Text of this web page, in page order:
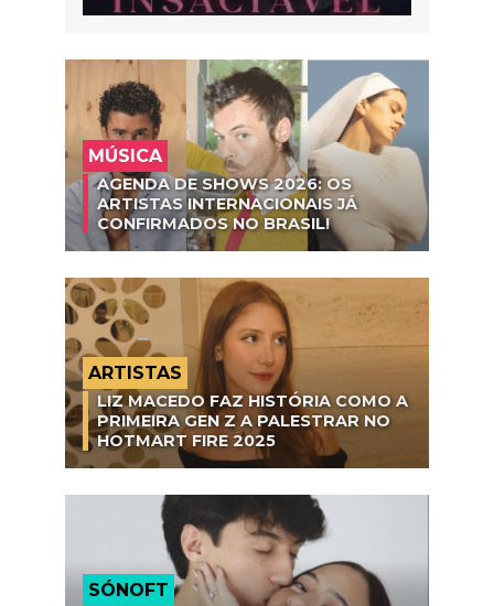
MÚSICA
AGENDA DE SHOWS 2026: OS
ARTISTAS INTERNACIONAIS JÁ
CONFIRMADOS NO BRASIL!
ARTISTAS
LIZ MACEDO FAZ HISTÓRIA COMO A
PRIMEIRA GEN Z A PALESTRAR NO
HOTMART FIRE 2025
SÓNOFT